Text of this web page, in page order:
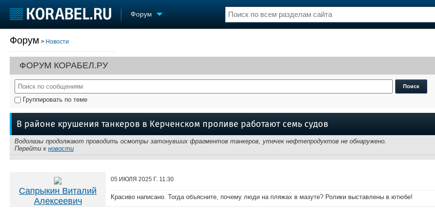
Форум
Судостроение
Пульс
Новости
Компании
Репутация
Работа
Крюинг
Журнал
Реклама
Доска объявлений
Продажа флота
Оборудование
Изделия
Услуги
Выставки и семинары
Словарь
Галерея флота
Отзывы
Все службы
Форум > Новости
ФОРУМ КОРАБЕЛ.РУ
Группировать по теме
В районе крушения танкеров в Керченском проливе работают семь судов
Водолазы продолжают проводить осмотры затонувших фрагментов танкеров, утечек нефтепродуктов не обнаружено.
Перейти к новости
Сапрыкин Виталий
Алексеевич
05 ИЮЛЯ 2025 Г. 11:30
Красиво написано. Тогда объясните, почему люди на пляжах в мазуте? Ролики выставлены в ютюбе!